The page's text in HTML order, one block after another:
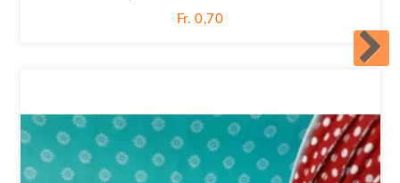
Fr. 0,70